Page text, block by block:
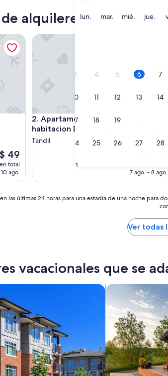
son
August
2026
lun. lunesmar. martes
mié. miércoles
jue.
3 4 5 6 7
10 11 12 13 14
17 18 19
24 25 26 27 28
31
alquileres vacacionales
49
total
ago.
2. Apartamento Centrico, Una
habitacion Doble Ideal para Parejas
Apartamento Centrico, Una
Tandil
actual
US$ 43
7 ago. - 8 ago.
Apartamento Centrico, Una
las últimas 24 horas para una estadía de una noche para
Ver todas
vacacionales que se
condominios Buscar casas de